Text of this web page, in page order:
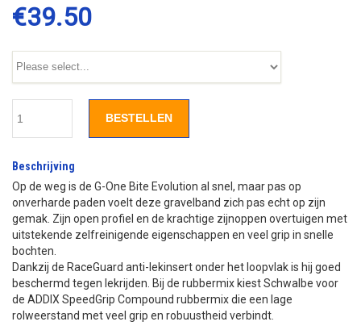
€39.50
BESTELLEN
Beschrijving
Op de weg is de G-One Bite Evolution al snel, maar pas op
onverharde paden voelt deze gravelband zich pas echt op zijn
gemak. Zijn open profiel en de krachtige zijnoppen overtuigen met
uitstekende zelfreinigende eigenschappen en veel grip in snelle
bochten.
Dankzij de RaceGuard anti-lekinsert onder het loopvlak is hij goed
beschermd tegen lekrijden. Bij de rubbermix kiest Schwalbe voor
de ADDIX SpeedGrip Compound rubbermix die een lage
rolweerstand met veel grip en robuustheid verbindt.